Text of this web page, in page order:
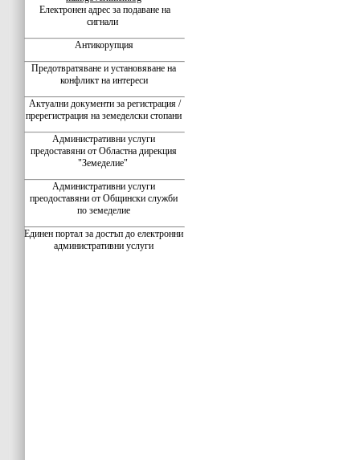
Електронен адрес за подаване на
сигнали
Антикорупция
Предотвратяване и установяване на
конфликт на интереси
Актуални документи за регистрация /
пререгистрация на земеделски стопани
Административни услуги
предоставяни от Областна дирекция
"Земеделие"
Административни услуги
преодоставяни от Общински служби
по земеделие
Единен портал за достъп до електронни
административни услуги